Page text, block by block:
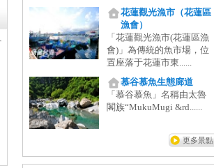
花蓮觀光漁市（花蓮區
漁會）
「花蓮觀光漁市(花蓮區漁
會)」為傳統的魚市場，位
置座落于花蓮市東......
慕谷慕魚生態廊道
「慕谷慕魚」名稱由太魯
閣族“MukuMugi &rd......
更多景點